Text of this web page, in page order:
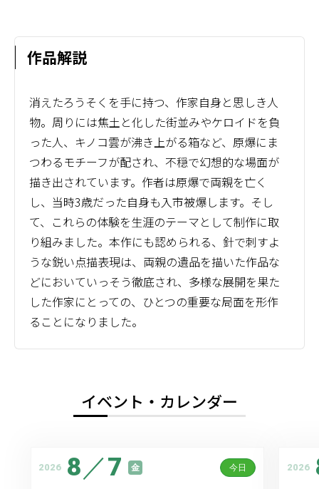
作品解説
消えたろうそくを手に持つ、作家自身と思しき人
物。周りには焦土と化した街並みやケロイドを負
った人、キノコ雲が沸き上がる箱など、原爆にま
つわるモチーフが配され、不穏で幻想的な場面が
描き出されています。作者は原爆で両親を亡く
し、当時3歳だった自身も入市被爆します。そし
て、これらの体験を生涯のテーマとして制作に取
り組みました。本作にも認められる、針で刺すよ
うな鋭い点描表現は、両親の遺品を描いた作品な
どにおいていっそう徹底され、多様な展開を果た
した作家にとっての、ひとつの重要な局面を形作
ることになりました。
イベント・カレンダー
2026 8／7 金 今日 2026